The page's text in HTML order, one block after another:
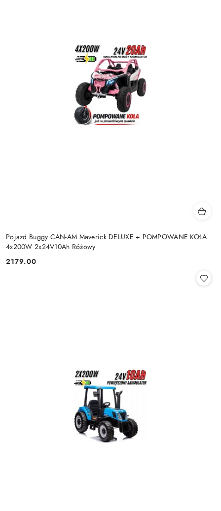
Pojazd Buggy CAN-AM Maverick DELUXE + POMPOWANE KOŁA
4x200W 2x24V10Ah Różowy
Cena:
2179.00